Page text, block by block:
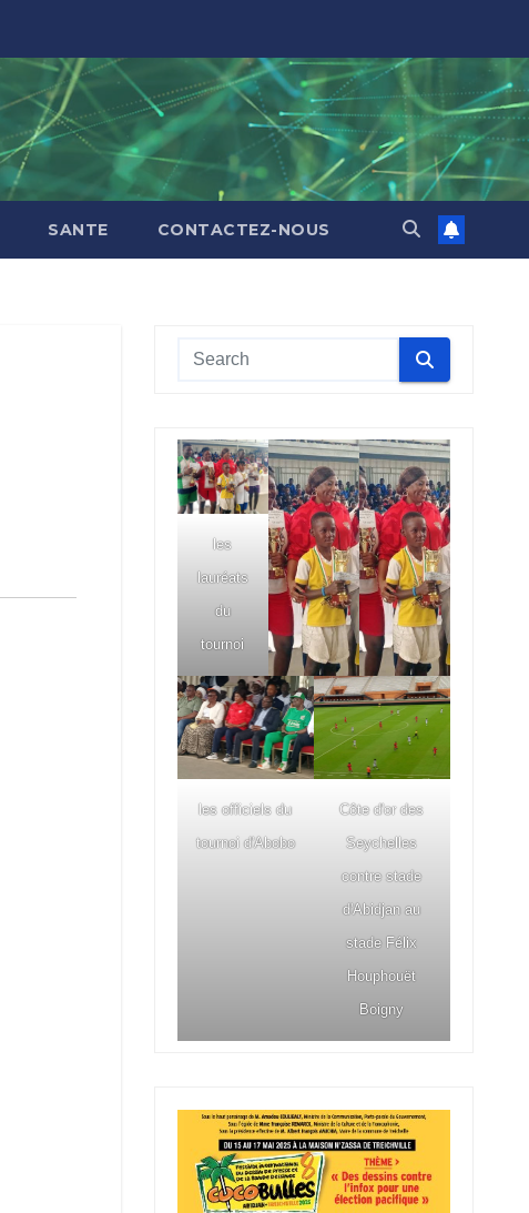
SANTE CONTACTEZ-NOUS
les
lauréats
du
tournoi
les officiels du
tournoi d'Abobo
Côte d'or des
Seychelles
contre stade
d'Abidjan au
stade Félix
Houphouët
Boigny